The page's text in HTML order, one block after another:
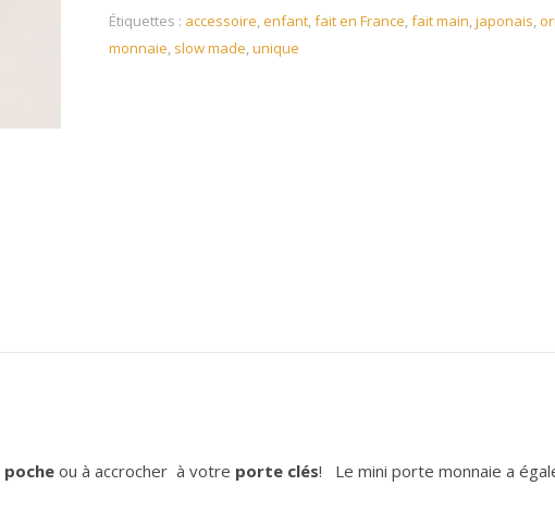
Étiquettes : accessoire,enfant,fait en France,fait main,japonais,
monnaie, slow made,unique
poche ou à accrocher à votre porte clés! Le mini porte monnaie a